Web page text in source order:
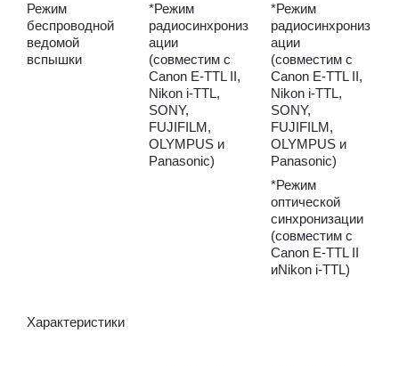
Режим
беспроводной
ведомой
вспышки
*Режим
радиосинхрониз
ации
(совместим с
Canon E-TTL II,
Nikon i-TTL,
SONY,
FUJIFILM,
OLYMPUS и
Panasonic)
*Режим
радиосинхрониз
ации
(совместим с
Canon E-TTL II,
Nikon i-TTL,
SONY,
FUJIFILM,
OLYMPUS и
Panasonic)
*Режим
оптической
синхронизации
(совместим с
Canon E-TTL II
иNikon i-TTL)
Характеристики